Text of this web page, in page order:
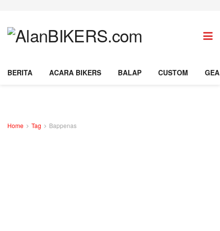
BERITA ACARA BIKERS BALAP CUSTOM
Home Tag Bappenas